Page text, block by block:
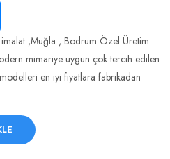
imalat ,Muğla , Bodrum Özel Üretim
mimariye uygun çok tercih edilen
modelleri en iyi fiyatlara fabrikadan